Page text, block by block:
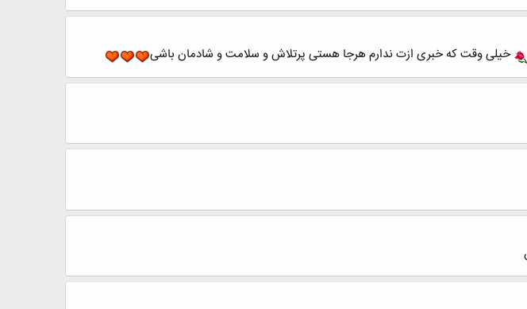
خیلی وقت که خبری ازت ندارم هرجا هستی پرتلاش و سلامت و شادمان باشی